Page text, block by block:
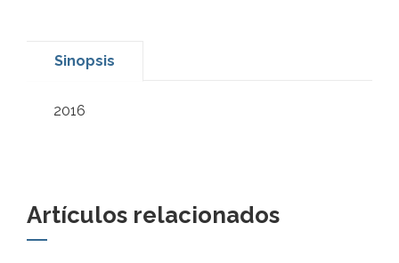
Sinopsis
2016
Artículos relacionados